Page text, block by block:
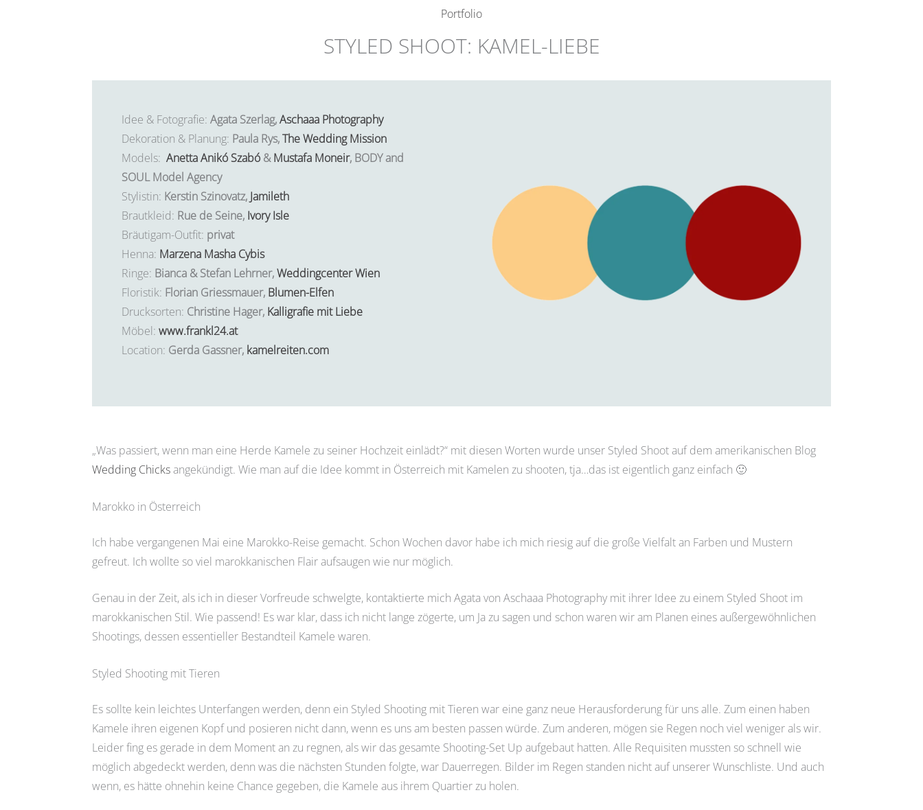
Portfolio
STYLED SHOOT: KAMEL-LIEBE
Idee & Fotografie:Agata Szerlag,Aschaaa Photography
Dekoration & Planung: Paula Rys,The Wedding Mission
Models:Anetta Anikó Szabó &Mustafa Moneir, BODY and
SOUL Model Agency
Stylistin: Kerstin Szinovatz, Jamileth
Brautkleid: Rue de Seine, Ivory Isle
Bräutigam-Outfit: privat
Henna: Marzena Masha Cybis
Ringe: Bianca & Stefan Lehrner,Weddingcenter Wien
Floristik: Florian Griessmauer, Blumen-Elfen
Drucksorten: Christine Hager, Kalligrafie mit Liebe
Möbel:www.frankl24.at
Location: Gerda Gassner, kamelreiten.com
„Was passiert, wenn man eine Herde Kamele zu seiner Hochzeit einlädt?“ mit diesen Worten wurde unser Styled Shoot auf dem amerikanischen Blog
Wedding Chicksangekündigt. Wie man auf die Idee kommt in Österreich mit Kamelen zu shooten, tja…das ist eigentlich ganz einfach 🙂
Marokko in Österreich
Ich habe vergangenen Mai eine Marokko-Reise gemacht. Schon Wochen davor habe ich mich riesig auf die große Vielfalt an Farben und Mustern
gefreut. Ich wollte so viel marokkanischen Flair aufsaugen wie nur möglich.
Genau in der Zeit, als ich in dieser Vorfreude schwelgte, kontaktierte mich Agata von Aschaaa Photography mit ihrer Idee zu einem Styled Shoot im
marokkanischen Stil. Wie passend! Es war klar, dass ich nicht lange zögerte, um Ja zu sagen und schon waren wir am Planen eines außergewöhnlichen
Shootings, dessen essentieller Bestandteil Kamele waren.
Styled Shooting mit Tieren
Es sollte kein leichtes Unterfangen werden, denn ein Styled Shooting mit Tieren war eine ganz neue Herausforderung für uns alle. Zum einen haben
Kamele ihren eigenen Kopf und posieren nicht dann, wenn es uns am besten passen würde. Zum anderen, mögen sie Regen noch viel weniger als wir.
Leider fing es gerade in dem Moment an zu regnen, als wir das gesamte Shooting-Set Up aufgebaut hatten. Alle Requisiten mussten so schnell wie
möglich abgedeckt werden, denn was die nächsten Stunden folgte, war Dauerregen. Bilder im Regen standen nicht auf unserer Wunschliste. Und auch
wenn, es hätte ohnehin keine Chance gegeben, die Kamele aus ihrem Quartier zu holen.